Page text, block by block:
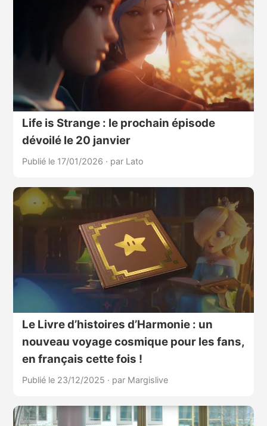
Life is Strange : le prochain épisode
dévoilé le 20 janvier
Publié le 17/01/2026 · par Lato
Le Livre d’histoires d’Harmonie : un
nouveau voyage cosmique pour les fans,
en français cette fois !
Publié le 23/12/2025 · par Margislive